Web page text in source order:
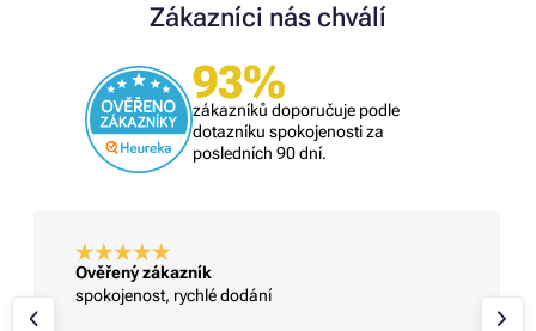
Zákazníci nás chválí
93%
zákazníků doporučuje podle
dotazníku spokojenosti za
posledních 90 dní.
Ověřený zákazník
spokojenost, rychlé dodání